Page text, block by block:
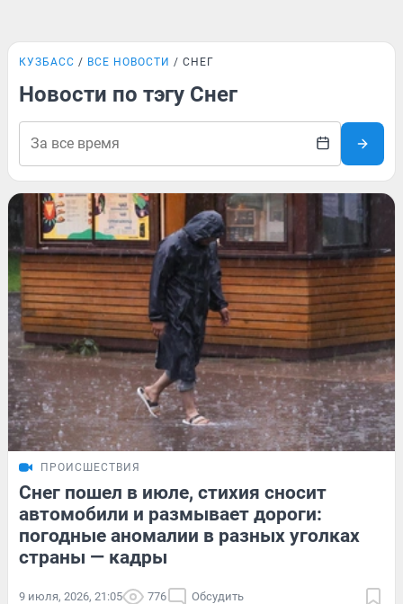
КУЗБАСС ВСЕ НОВОСТИ СНЕГ
Новости по тэгу Снег
ПРОИСШЕСТВИЯ
Снег пошел в июле, стихия сносит
автомобили и размывает дороги:
погодные аномалии в разных уголках
страны — кадры
9 июля, 2026, 21:05 776 Обсудить